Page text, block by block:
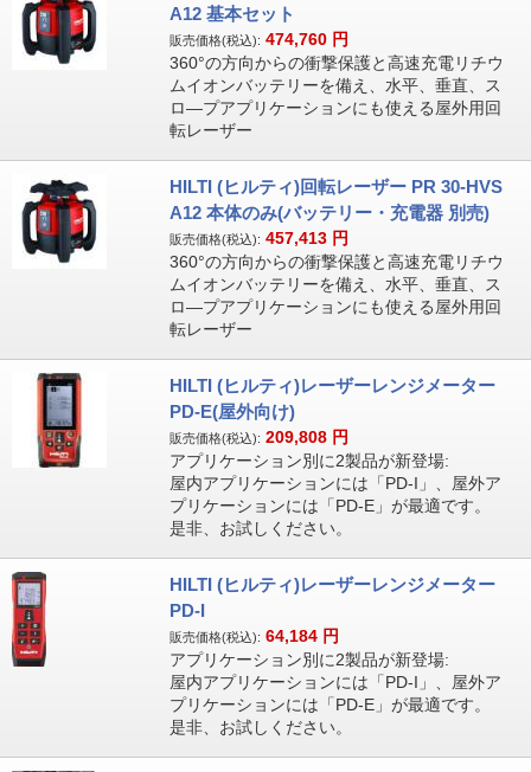
A12 基本セット
販売価格(税込): 474,760 円
360°の方向からの衝撃保護と高速充電リチウ
ムイオンバッテリーを備え、水平、垂直、ス
ロ―プアプリケーションにも使える屋外用回
転レーザー
HILTI (ヒルティ)回転レーザー PR 30-HVS
A12 本体のみ(バッテリー・充電器 別売)
販売価格(税込): 457,413 円
360°の方向からの衝撃保護と高速充電リチウ
ムイオンバッテリーを備え、水平、垂直、ス
ロ―プアプリケーションにも使える屋外用回
転レーザー
HILTI (ヒルティ)レーザーレンジメーター
PD-E(屋外向け)
販売価格(税込): 209,808 円
アプリケーション別に2製品が新登場:
屋内アプリケーションには「PD-I」、屋外ア
プリケーションには「PD-E」が最適です。
是非、お試しください。
HILTI (ヒルティ)レーザーレンジメーター
PD-I
販売価格(税込): 64,184 円
アプリケーション別に2製品が新登場:
屋内アプリケーションには「PD-I」、屋外ア
プリケーションには「PD-E」が最適です。
是非、お試しください。